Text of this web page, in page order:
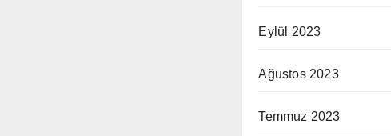
Eylül 2023
Ağustos 2023
Temmuz 2023